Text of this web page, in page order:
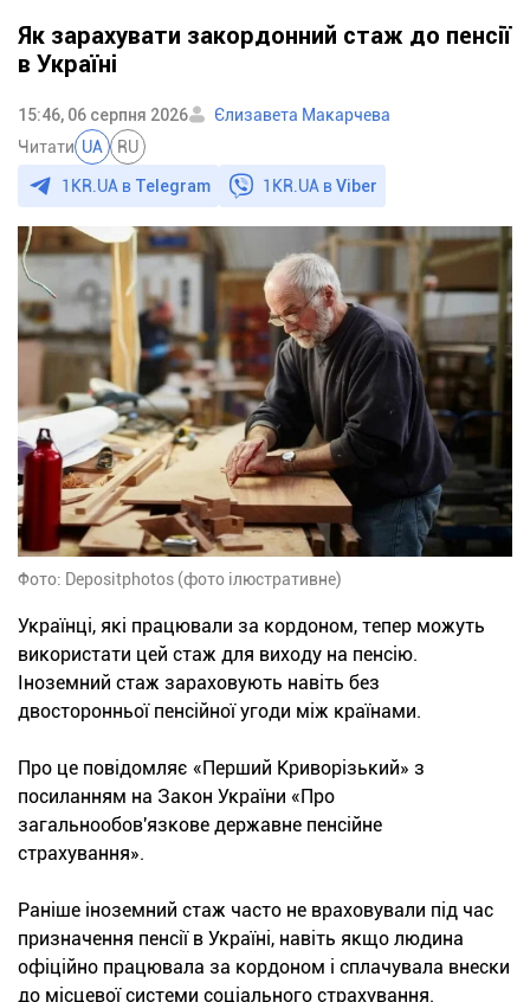
Як зарахувати закордонний стаж до пенсії
в Україні
15:46, 06 серпня 2026
Єлизавета Макарчева
Читати UA RU
1KR.UA в Telegram 1KR.UA вViber
Фото: Depositphotos (фото ілюстративне)
Українці, які працювали за кордоном, тепер можуть
використати цей стаж для виходу на пенсію.
Іноземний стаж зараховують навіть без
двосторонньої пенсійної угоди між країнами.
Про це повідомляє «Перший Криворізький» з
посиланням на Закон України «Про
загальнообов'язкове державне пенсійне
страхування».
Раніше іноземний стаж часто не враховували під час
призначення пенсії в Україні, навіть якщо людина
офіційно працювала за кордоном і сплачувала внески
до місцевої системи соціального страхування.